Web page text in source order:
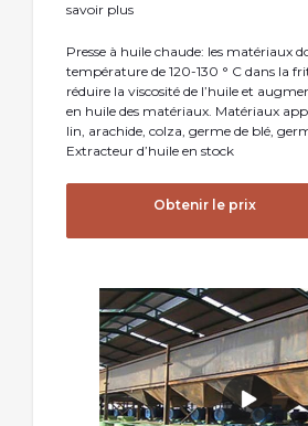
savoir plus
Presse à huile chaude: les matériaux
température de 120-130 ° C dans la
réduire la viscosité de l’huile et
en huile des matériaux. Matériaux
lin, arachide, colza, germe de blé,
Extracteur d’huile en stock
Obtenir le prix